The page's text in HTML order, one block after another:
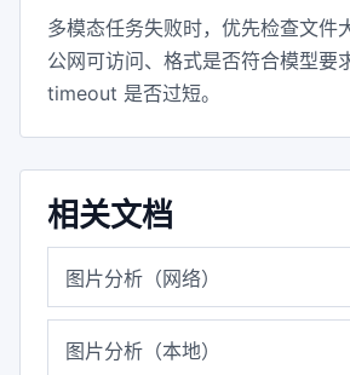
多模态任务失败时，优先检查文件
公网可访问、格式是否符合模型要
timeout 是否过短。
相关文档
图片分析（网络）
图片分析（本地）